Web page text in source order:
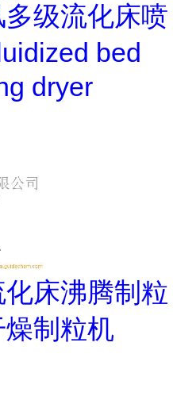
级流化床喷
bed
dryer
床沸腾制粒
制粒机